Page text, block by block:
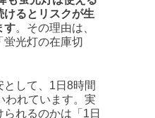
けるとリスクが生
す。その理由は、
蛍光灯の在庫切
して、1日8時間
われています。実
れるのかは「1日